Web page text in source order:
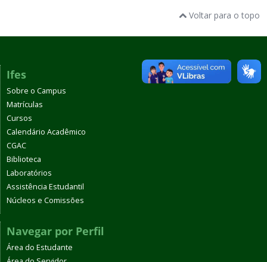
Voltar para o topo
Ifes
Sobre o Campus
Matrículas
Cursos
Calendário Acadêmico
CGAC
Biblioteca
Laboratórios
Assistência Estudantil
Núcleos e Comissões
Navegar por Perfil
Área do Estudante